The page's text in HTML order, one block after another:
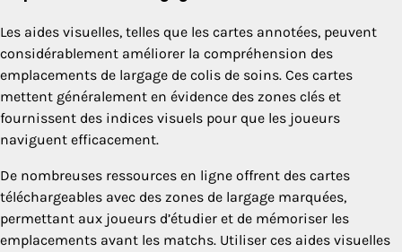
Les aides visuelles, telles que les cartes annotées, peuvent
considérablement améliorer la compréhension des
emplacements de largage de colis de soins. Ces cartes
mettent généralement en évidence des zones clés et
fournissent des indices visuels pour que les joueurs
naviguent efficacement.
De nombreuses ressources en ligne offrent des cartes
téléchargeables avec des zones de largage marquées,
permettant aux joueurs d’étudier et de mémoriser les
emplacements avant les matchs. Utiliser ces aides visuelles